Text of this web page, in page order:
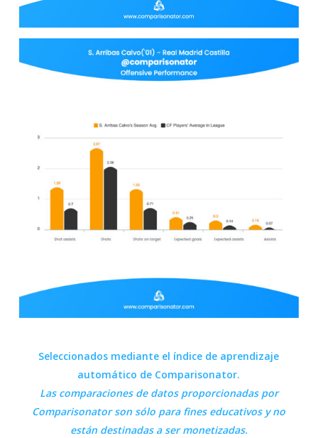
Seleccionados mediante el índice de aprendizaje
automático de Comparisonator.
Las comparaciones de datos proporcionadas por
Comparisonatorson sólo para fines educativos y no
están destinadas a ser monetizadas.